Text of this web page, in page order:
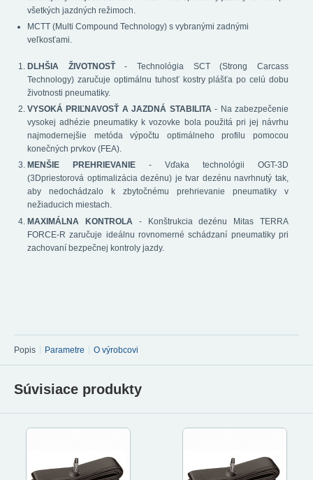
všetkých jazdných režimoch.
MCTT (Multi Compound Technology) s vybranými zadnými
veľkosťami.
DLHŠIA ŽIVOTNOSŤ- Technológia SCT (Strong Carcass
Technology) zaručuje optimálnu tuhosť kostry plášťa po celú dobu
životnosti pneumatiky.
VYSOKÁ PRIĽNAVOSŤ A JAZDNÁ STABILITA- Na zabezpečenie
vysokej adhézie pneumatiky k vozovke bola použitá pri jej návrhu
najmodernejšie metóda výpočtu optimálneho profilu pomocou
konečných prvkov (FEA).
MENŠIE PREHRIEVANIE - Vďaka technológii OGT-3D
(3Dpriestorová optimalizácia dezénu) je tvar dezénu navrhnutý tak,
aby nedochádzalo k zbytočnému prehrievanie pneumatiky v
nežiaducich miestach.
MAXIMÁLNA KONTROLA - Konštrukcia dezénu Mitas TERRA
FORCE-R zaručuje ideálnu rovnomerné schádzaní pneumatiky pri
zachovaní bezpečnej kontroly jazdy.
Popis Parametre O výrobcovi
Súvisiace produkty